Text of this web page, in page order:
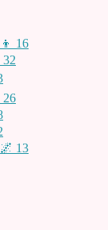
16
32
26
13